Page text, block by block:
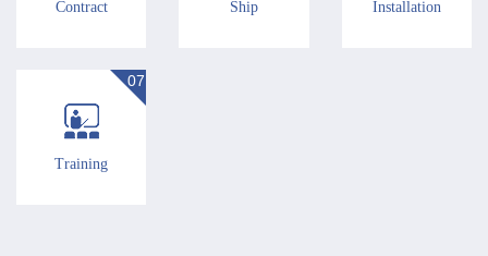
Contract Ship Installation
07
Training